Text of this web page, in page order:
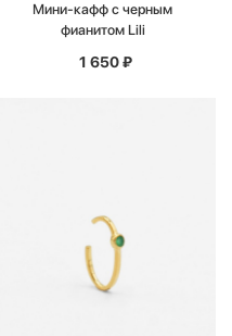
Мини-кафф с черным
фианитом Lili
1 650₽